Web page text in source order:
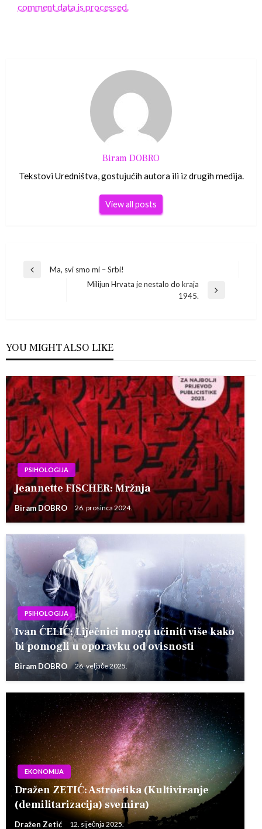
comment data is processed.
Biram DOBRO
Tekstovi Uredništva, gostujućih autora ili iz drugih medija.
View all posts
Navigacija
Previous
Ma, svi smo mi – Srbi!
Milijun Hrvata je nestalo do kraja
1945.
YOU MIGHT ALSO LIKE
PSIHOLOGIJA
Jeannette FISCHER: Mržnja
Biram DOBRO 26. prosinca 2024.
PSIHOLOGIJA
Ivan ĆELIĆ: Liječnici mogu učiniti više kako
bi pomogli u oporavku od ovisnosti
Biram DOBRO 26. veljače 2025.
EKONOMIJA
Dražen ZETIĆ: Astroetika (Kultiviranje
(demilitarizacija) svemira)
Dražen Zetić 12. siječnja 2025.